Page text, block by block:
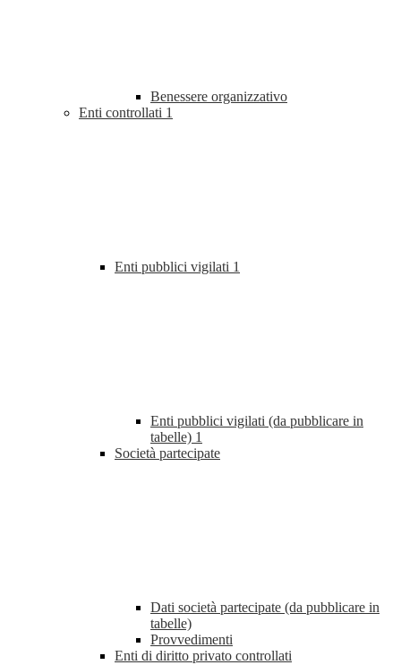
Benessere organizzativo
Enti controllati 1
Enti pubblici vigilati 1
Enti pubblici vigilati (da pubblicare in
tabelle) 1
Società partecipate
Dati società partecipate (da pubblicare in
tabelle)
Provvedimenti
Enti di diritto privato controllati